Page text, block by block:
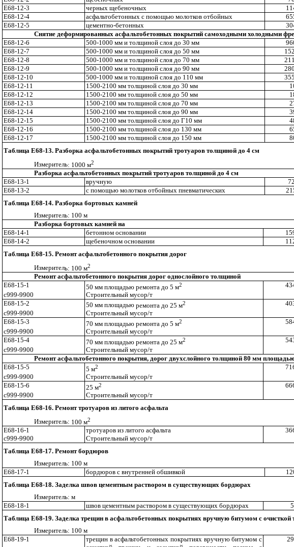
Е68-12-3
черных щебеночных
Е68-12-4
асфальтобетонных с помощью молотков отбойных
Е68-12-5
цементно-бетонных
Снятие деформированных асфальтобетонных покрытий самоходными холодными
Е68-12-6
500-1000 мм и толщиной слоя до 30 мм
Е68-12-7
500-1000 мм и толщиной слоя до 50 мм
Е68-12-8
500-1000 мм и толщиной слоя до 70 мм
Е68-12-9
500-1000 мм и толщиной слоя до 90 мм
Е68-12-10
500-1000 мм и толщиной слоя до 110 мм
Е68-12-11
1500-2100 мм толщиной слоя до 30 мм
Е68-12-12
1500-2100 мм толщиной слоя до 50 мм
Е68-12-13
1500-2100 мм толщиной слоя до 70 мм
Е68-12-14
1500-2100 мм толщиной слоя до 90 мм
Е68-12-15
1500-2100 мм толщиной слоя до Г10 мм
Е68-12-16
1500-2100 мм толщиной слоя до 130 мм
Е68-12-17
1500-2100 мм толщиной слоя до 150 мм
Таблица Е68-13. Разборка асфальтобетонных покрытий тротуаров толщиной до 4 см
Измеритель: 1000 м2
Разборка асфальтобетонных покрытий тротуаров толщиной до 4 см
Е68-13-1
вручную
Е68-13-2
с помощью молотков отбойных пневматических
Таблица E68-14. Разборка бортовых камней
Измеритель: 100 м
Разборка бортовых камней на
Е68-14-1
бетонном основании
Е68-14-2
щебеночном основании
Таблица Е68-15. Ремонт асфальтобетонного покрытия дорог
Измеритель: 100 м2
Ремонт асфальтобетонного покрытия дорог однослойного толщиной
Е68-15-1
50 мм площадью ремонта до 5 м2
с999-9900
Строительный мусор/т
Е68-15-2
50 мм площадьюремонта до 25 м2
с999-9900
Строительный мусор/т
Е68-15-3
70 мм площадью ремонта до 5 м2
с999-9900 Строительный мусор/т
Е68-15-4
70 мм площадью ремонта до 25 м2
с999-9900
Строительный мусор/т
Ремонт асфальтобетонного покрытия, дорог двухслойного толщиной 80 мм
Е68-15-5
5 м2
с999-9900
Строительный мусор/т
Е68-15-6
25 м2
с999-9900 Строительный мусор/т
Таблица Е68-16. Ремонт тротуаров из литого асфальта
Измеритель: 100 м2
Е68-16-1 тротуаровизлитого асфальта
с999-9900
Строительный мусор/т
Таблица Е68-17. Ремонт бордюров
Измеритель: 100 м
Е68-17-1
бордюров с внутренней обшивкой
Таблица Е68-18. Заделка швов цементным раствором в существующих бордюрах
Измеритель: м
Е68-18-1
швов цементным раствором в существующих бордюрах
Таблица Е68-19. Заделка трещин в асфальтобетонных покрытиях вручную битумом с очисткой
Измеритель: 100 м
Е68-19-1
трещин в асфальтобетонных покрытиях вручную битумом с